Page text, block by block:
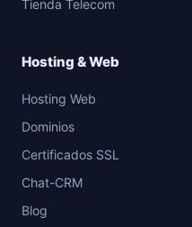
Tienda Telecom
Hosting & Web
Hosting Web
Dominios
Certificados SSL
Chat-CRM
Blog